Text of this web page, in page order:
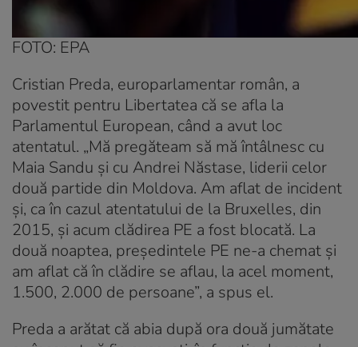
FOTO: EPA
Cristian Preda, europarlamentar român, a
povestit pentru Libertatea că se afla la
Parlamentul European, când a avut loc
atentatul. „Mă pregăteam să mă întâlnesc cu
Maia Sandu şi cu Andrei Năstase, liderii celor
două partide din Moldova. Am aflat de incident
şi, ca în cazul atentatului de la Bruxelles, din
2015, şi acum clădirea PE a fost blocată. La
două noaptea, preşedintele PE ne-a chemat şi
am aflat că în clădire se aflau, la acel moment,
1.500, 2.000 de persoane”, a spus el.
Preda a arătat că abia după ora două jumătate